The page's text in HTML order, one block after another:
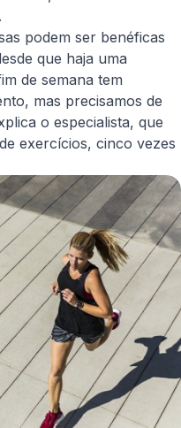
podem ser benéficas
que haja uma
de semana tem
mas precisamos de
o especialista, que
exercícios, cinco vezes